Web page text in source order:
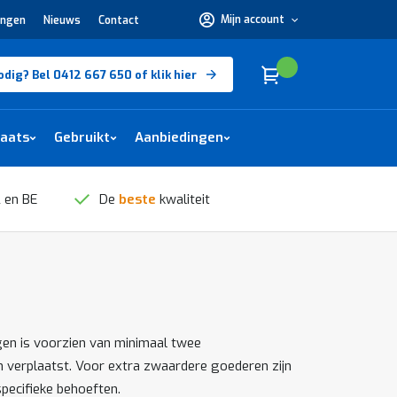
Nieuws Contact Mijn account
nodig?
Bel 0412 667 650 of klik hier Winkelwagen
Cart
Gebruikt Aanbiedingen
BE De beste kwaliteit
is voorzien van minimaal twee
Voor extra zwaardere goederen zijn
behoeften.